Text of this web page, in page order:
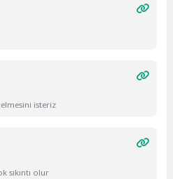
isteriz
sıkıntı olur